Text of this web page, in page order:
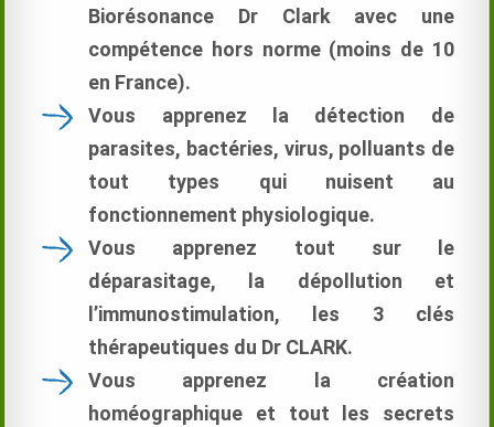
Biorésonance Dr Clark avec une
compétence hors norme (moins de 10
en France).
Vous apprenez la détection de
parasites, bactéries, virus, polluants de
tout types qui nuisent au
fonctionnement physiologique.
Vous apprenez tout sur le
déparasitage, la dépollution et
l’immunostimulation, les 3 clés
thérapeutiques du Dr CLARK.
Vous apprenez la création
homéographique et tout les secrets